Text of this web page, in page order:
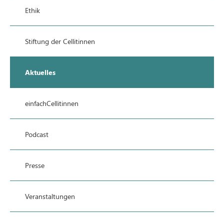
Ethik
Stiftung der Cellitinnen
Aktuelles
einfachCellitinnen
Podcast
Presse
Veranstaltungen